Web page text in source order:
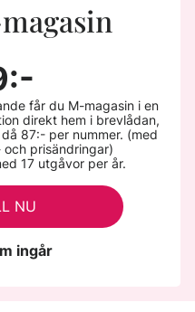
får du M-magasin i en
direkt hem i brevlådan,
87:- per nummer. (med
prisändringar)
17 utgåvor per år.
NU
ingår